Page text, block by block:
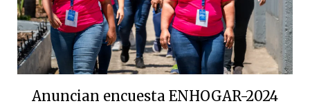
Anuncian encuesta ENHOGAR-2024